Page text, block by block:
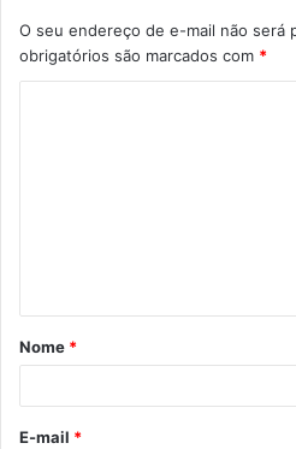
O seu endereço de e-mail não será
obrigatórios são marcados com *
á
r
Nome *
E-mail *